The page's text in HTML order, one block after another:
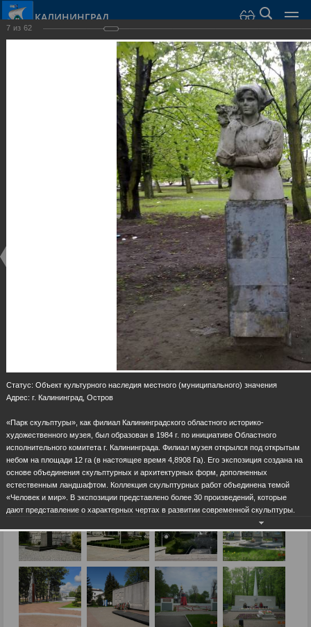
КАЛИНИНГРАД
Город › Фотогалерея
›
Скульптуры и мемориалы
Скульптуры и мемориалы
Скульптуры и мемориалы
7 из 62
Статус: Объект культурного наследия местного (муниципального) значения
Адрес: г. Калининград, Остров
«Парк скульптуры», как филиал Калининградского областного историко-
художественного музея, был образован в 1984 г. по инициативе Областного
исполнительного комитета г. Калининграда. Филиал музея открылся под открытым
небом на площади 12 га (в настоящее время 4,8908 Га). Его экспозиция создана на
основе объединения скульптурных и архитектурных форм, дополненных
естественным ландшафтом. Коллекция скульптурных работ объединена темой
«Человек и мир». В экспозиции представлено более 30 произведений, которые
дают представление о характерных чертах в развитии современной скульптуры.